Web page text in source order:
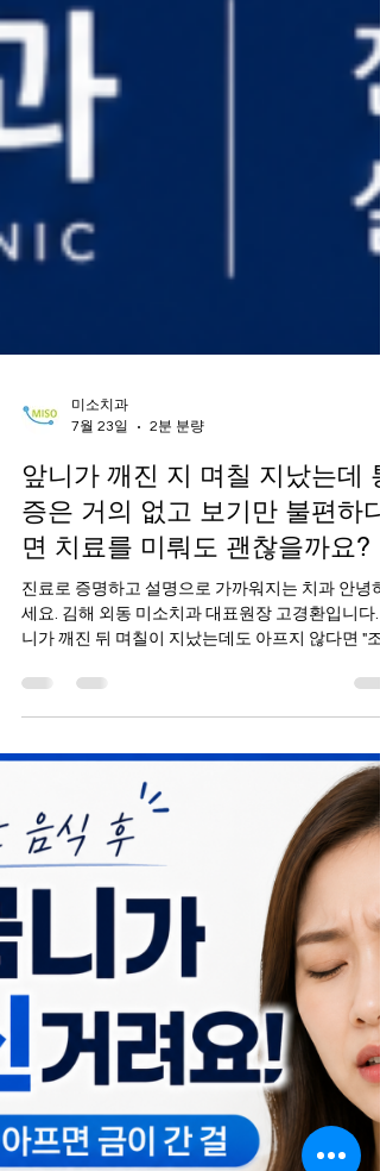
미소치과
7월 23일
2분 분량
앞니가 깨진 지 며칠 지났는데
증은 거의 없고 보기만 불편하다
면 치료를 미뤄도 괜찮을까요?
진료로 증명하고 설명으로 가까워지는 치과 안녕하
더 있다가 치료받아도 되겠지"라고 생각하는 분들
적지 않습니다. 특히 식사도 가능하고 찬물을 마셔
크게 시리지 않다면 급하지 않다고 판단하기 쉽습
다. 하지만 앞니는 통증의 유무만으로 치료 시기를
정하기에는 주의해야 하는 치아입니다. 겉으로는
은 파절처럼 보여도 내부에는 예상보다 큰 손상이
어 있는 경우가 있기 때문입니다. ​ 통증이 없다고 괜
찮은 것은 아닙니다. 치아는 바깥쪽의 단단한 법랑
과 그 안쪽의 상아질, 그리고 가장 안쪽의 치수(신경
로 이루어져 있습니다. 깨진 범위가 법랑질에만 국
되어 있다면 통증이 거의 없을 수 있습니다. 하지만
상아질까지 노출되었는데도 초기에 특별한 증상이
나타나지 않는 경우도 흔합니다. 이 상태를 오래 방
하면 다음과 같은 문제가 발생할 수 있습니다. 깨